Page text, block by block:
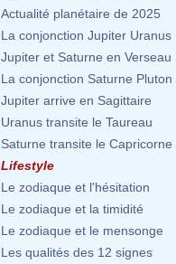
Actualité planétaire de 2025
La conjonction Jupiter Uranus
Jupiter et Saturne en Verseau
La conjonction Saturne Pluton
Jupiter arrive en Sagittaire
Uranus transite le Taureau
Saturne transite le Capricorne
Lifestyle
Le zodiaque et l'hésitation
Le zodiaque et la timidité
Le zodiaque et le mensonge
Les qualités des 12 signes